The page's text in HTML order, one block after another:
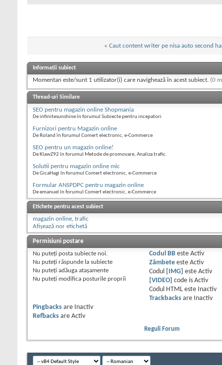
« Caut content writer pe nisa auto second
Informații subiect
Momentan este/sunt 1 utilizator(i) care navighează în acest subiect. (0
Thread-uri Similare
SEO pentru magazin online Shopmania
De infinitesunshine în forumul Subiecte pentru incepatori
Furnizori pentru Magazin online
De Roland în forumul Comert electronic, e-Commerce
SEO pentru un magazin online!
De KlawZ92 în forumul Metode de promovare, Analiza trafic.
Solutii pentru magazin online mic
De GicaHagi în forumul Comert electronic, e-Commerce
Formular ANSPDPC pentru magazin online
De emanuel în forumul Comert electronic, e-Commerce
Etichete pentru acest subiect
magazin online, trafic
Afișează nor etichetă
Permisiuni postare
Nu puteţi posta subiecte noi.
Nu puteţi răspunde la subiecte
Nu puteţi adăuga ataşamente
Nu puteţi modifica posturile proprii
Codul BBeste Activ
Zâmbeteeste Activ
Codul
[IMG] este Activ
[VIDEO] code is Activ
Codul HTML este
Inactiv
Trackbacksare
Inactiv
Pingbacks are
Inactiv
Refbacks are Activ
Reguli Forum